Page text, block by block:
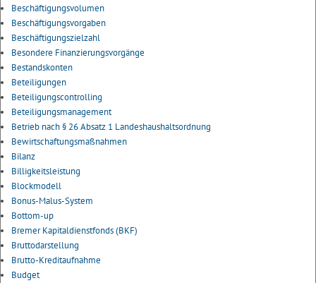
Beschäftigungsvolumen
Beschäftigungsvorgaben
Beschäftigungszielzahl
Besondere Finanzierungsvorgänge
Bestandskonten
Beteiligungen
Beteiligungscontrolling
Beteiligungsmanagement
Betrieb nach § 26 Absatz 1 Landeshaushaltsordnung
Bewirtschaftungsmaßnahmen
Bilanz
Billigkeitsleistung
Blockmodell
Bonus-Malus-System
Bottom-up
Bremer Kapitaldienstfonds (BKF)
Bruttodarstellung
Brutto-Kreditaufnahme
Budget